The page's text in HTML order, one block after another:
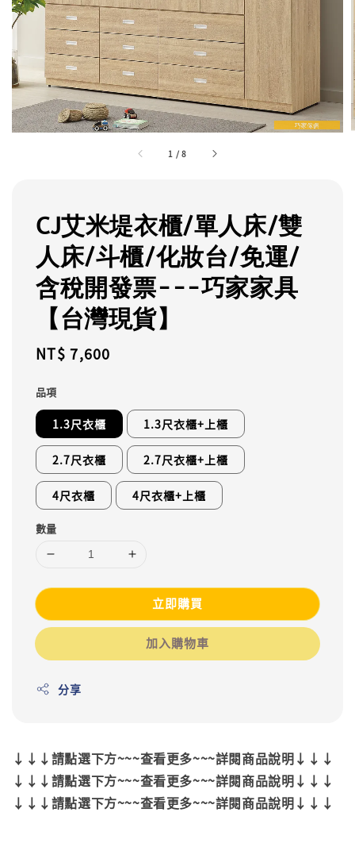
1 /8
CJ艾米堤衣櫃/單人床/雙
人床/斗櫃/化妝台/免運/
含稅開發票---巧家家具
【台灣現貨】
Regular
NT$ 7,600
品項
1.3尺衣櫃 1.3尺衣櫃+上櫃
2.7尺衣櫃 2.7尺衣櫃+上櫃
4尺衣櫃 4尺衣櫃+上櫃
數量
立即購買
加入購物車
分享
↓↓↓請點選下方~~~查看更多~~~詳閱商品說明↓↓↓
↓↓↓請點選下方~~~查看更多~~~詳閱商品說明↓↓↓
↓↓↓請點選下方~~~查看更多~~~詳閱商品說明↓↓↓